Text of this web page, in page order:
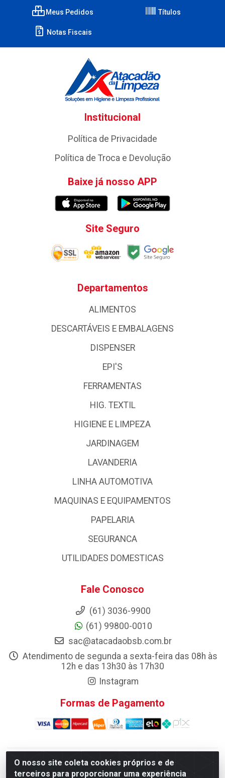
O nosso site coleta cookies próprios e de
terceiros para proporcionar uma experiência
Meus Pedidos Títulos
Notas Fiscais
Institucional
Política de Privacidade
Política de Troca e Devolução
Baixe já nosso APP
Site Seguro
Departamentos
ALIMENTOS
DESCARTÁVEIS E EMBALAGENS
DISPENSER
EPI'S
FERRAMENTAS
HIG. TEXTIL
HIGIENE E LIMPEZA
JARDINAGEM
LAVANDERIA
LINHA AUTOMOTIVA
MAQUINAS E EQUIPAMENTOS
PAPELARIA
SEGURANCA
UTILIDADES DOMESTICAS
Fale Conosco
(61) 3036-9900
(61) 99800-0010
sac@atacadaobsb.com.br
Atendimento de segunda a sexta-feira das 08h às
12h e das 13h30 às 17h30
Instagram
Formas de Pagamento
Atacadao da Limpeza F. Pereira Queiroz Comercio e
Distribuicao LTDA - Quadra Qi 10 Lotes 39 e, 41 - Setor